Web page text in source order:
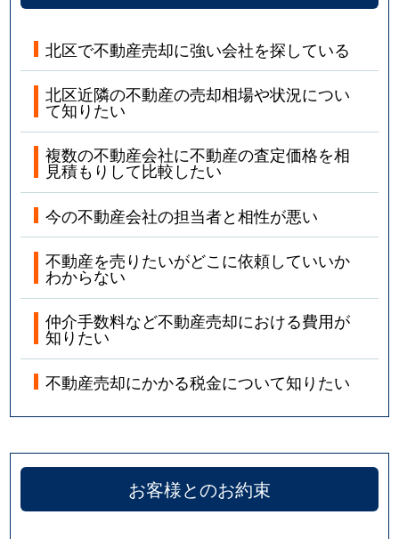
北区で不動産売却に強い会社を探している
北区近隣の不動産の売却相場や状況につい
て知りたい
複数の不動産会社に不動産の査定価格を相
見積もりして比較したい
今の不動産会社の担当者と相性が悪い
不動産を売りたいがどこに依頼していいか
わからない
仲介手数料など不動産売却における費用が
知りたい
不動産売却にかかる税金について知りたい
お客様とのお約束